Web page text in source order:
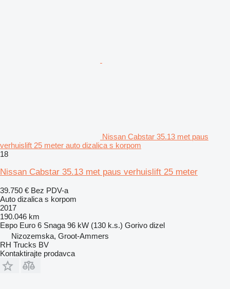
Nissan Cabstar 35.13 met paus
verhuislift 25 meter auto dizalica s korpom
18
Nissan Cabstar 35.13 met paus verhuislift 25 meter
39.750 € Bez PDV-a
Auto dizalica s korpom
2017
190.046 km
Евро Euro 6 Snaga 96 kW (130 k.s.) Gorivo dizel
Nizozemska, Groot-Ammers
RH Trucks BV
Kontaktirajte prodavca